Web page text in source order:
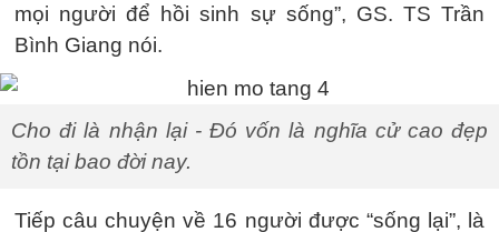
mọi người để hồi sinh sự sống”, GS. TS Trần
Bình Giang nói.
Cho đi là nhận lại - Đó vốn là nghĩa cử cao đẹp
tồn tại bao đời nay.
Tiếp câu chuyện về 16 người được “sống lại”, là